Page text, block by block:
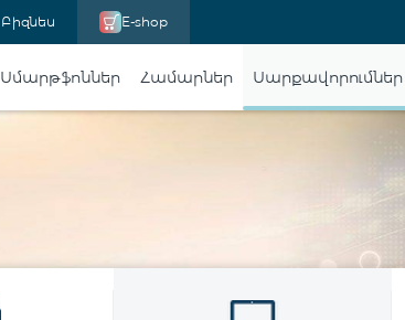
Բիզնես E-shop
Սմարթֆոններ Համարներ Սարքավորումներ